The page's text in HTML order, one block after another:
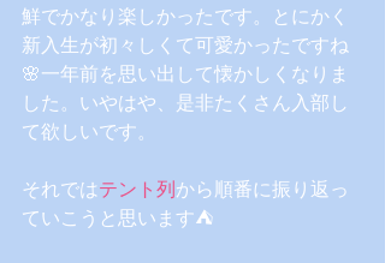
鮮でかなり楽しかったです。とにかく
新入生が初々しくて可愛かったですね
🌸一年前を思い出して懐かしくなりま
した。いやはや、是非たくさん入部し
て欲しいです。
それではテント列から順番に振り返っ
ていこうと思います⛺️